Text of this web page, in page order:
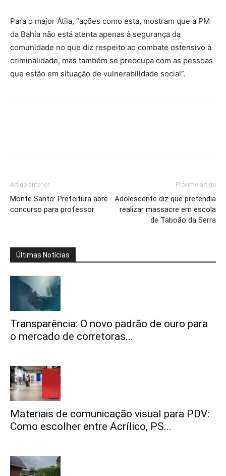
Para o major Átila, “ações como esta, mostram que a PM
da Bahia não está atenta apenas à segurança da
comunidade no que diz respeito ao combate ostensivo à
criminalidade, mas também se preocupa com as pessoas
que estão em situação de vulnerabilidade social”.
Artigo anterior
Monte Santo: Prefeitura abre
concurso para professor
Próximo artigo
Adolescente diz que pretendia
realizar massacre em escola
de Taboão da Serra
Últimas Notícias
Transparência: O novo padrão de ouro para
o mercado de corretoras...
Materiais de comunicação visual para PDV:
Como escolher entre Acrílico, PS...